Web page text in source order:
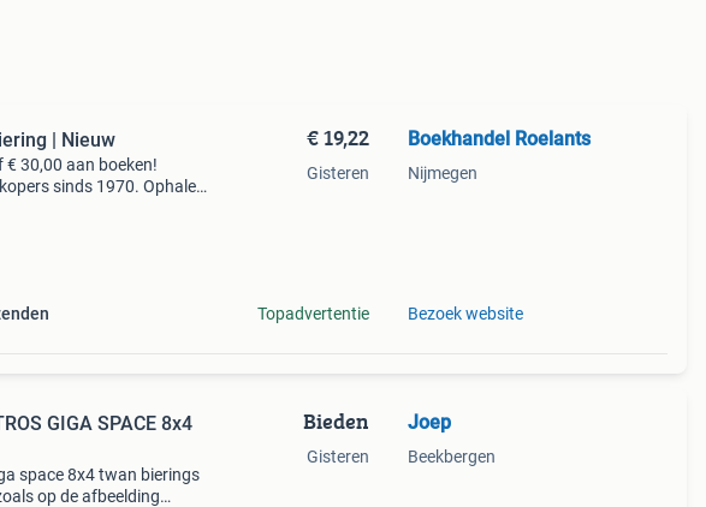
| Nieuw
30,00 aan boeken!
sinds 1970. Ophalen
€ 19,22
Gisteren
Topadvertentie
Boekhandel Roelants
Nijmegen
Bezoek website
GIGA SPACE 8x4
space 8x4 twan bierings
op de afbeelding
Bieden
Gisteren
Joep
Beekbergen